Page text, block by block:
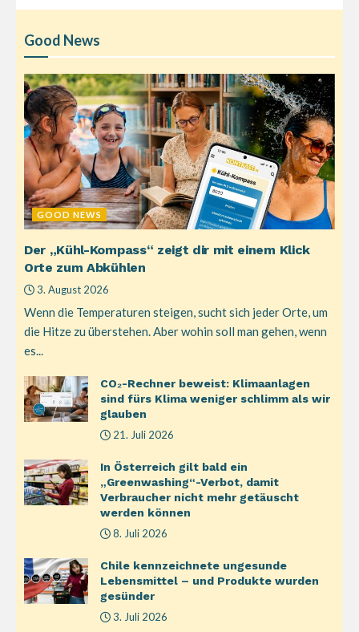
Good News
GOOD NEWS
Der „Kühl-Kompass“ zeigt dir mit einem Klick
Orte zum Abkühlen
3. August 2026
Wenn die Temperaturen steigen, sucht sich jeder Orte, um
die Hitze zu überstehen. Aber wohin soll man gehen, wenn
es...
CO₂-Rechner beweist: Klimaanlagen
sind fürs Klima weniger schlimm als wir
glauben
21. Juli 2026
In Österreich gilt bald ein
„Greenwashing“-Verbot, damit
Verbraucher nicht mehr getäuscht
werden können
8. Juli 2026
Chile kennzeichnete ungesunde
Lebensmittel – und Produkte wurden
gesünder
3. Juli 2026